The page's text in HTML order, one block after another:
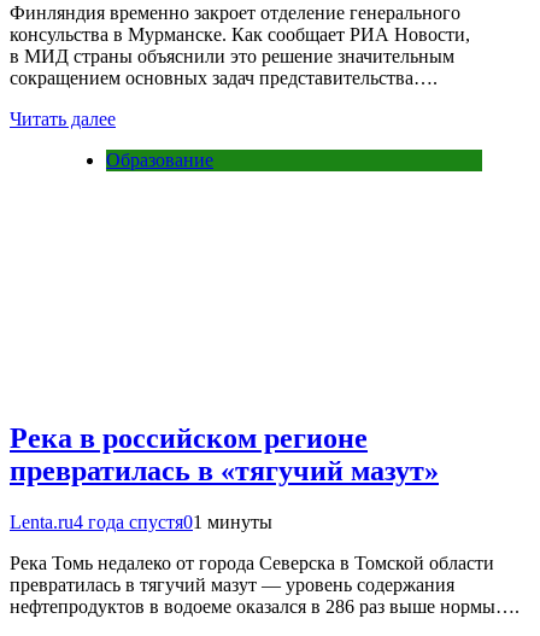
Финляндия временно закроет отделение генерального
консульства в Мурманске. Как сообщает РИА Новости,
в МИД страны объяснили это решение значительным
сокращением основных задач представительства….
Читать далее
Образование
Река в российском регионе
превратилась в «тягучий мазут»
Lenta.ru4 года спустя01 минуты
Река Томь недалеко от города Северска в Томской области
превратилась в тягучий мазут — уровень содержания
нефтепродуктов в водоеме оказался в 286 раз выше нормы….